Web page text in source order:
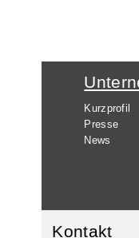
Kurzprofil
Presse
News
Kontakt